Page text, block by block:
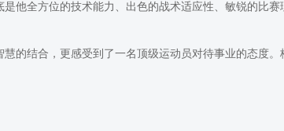
他全方位的技术能力、出色的战术适应性、敏锐的比
的结合，更感受到了一名顶级运动员对待事业的态度